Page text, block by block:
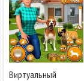
Виртуальный